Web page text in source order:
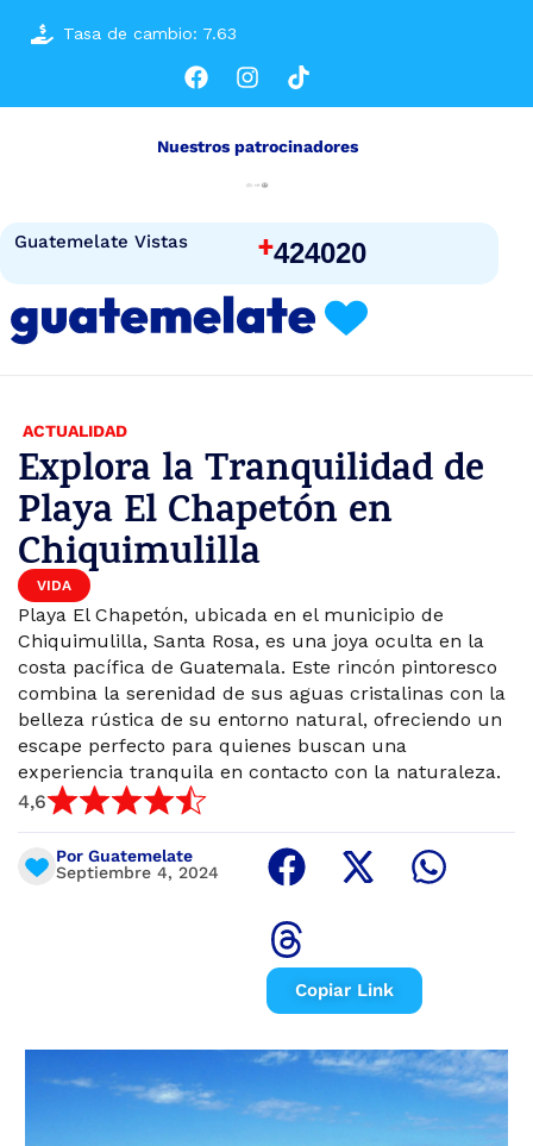
Tasa de cambio: 7.63
Guatemelate Vistas +424020
Nuestros patrocinadores
ACTUALIDAD
Explora la Tranquilidad de
Playa El Chapetón en
Chiquimulilla
VIDA
Playa El Chapetón, ubicada en el municipio de
Chiquimulilla, Santa Rosa, es una joya oculta en la
costa pacífica de Guatemala. Este rincón pintoresco
combina la serenidad de sus aguas cristalinas con la
belleza rústica de su entorno natural, ofreciendo un
escape perfecto para quienes buscan una
experiencia tranquila en contacto con la naturaleza.
4,6
Por Guatemelate
Septiembre 4, 2024
Copiar Link